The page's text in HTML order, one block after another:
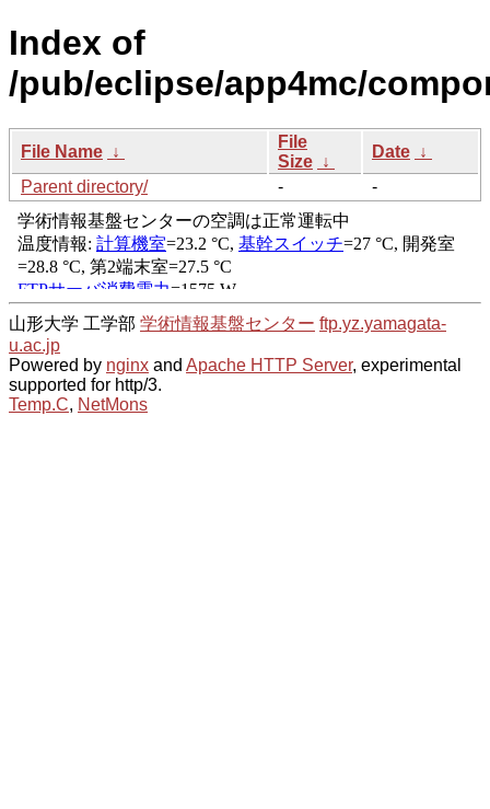
Index of
/pub/eclipse/app4mc/
File Name ↓
File
Size ↓
Date ↓
Parent directory/
- -
山形大学 工学部 学術情報基盤センター ftp.yz.yamagata-
u.ac.jp
Powered by nginx and Apache HTTP Server, experimental
supported for http/3.
Temp.C, NetMons